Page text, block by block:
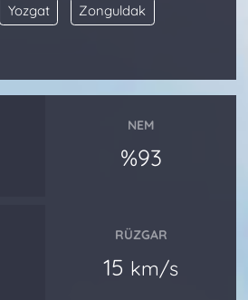
Yozgat Zonguldak
NEM
%93
RÜZGAR
15 km/s